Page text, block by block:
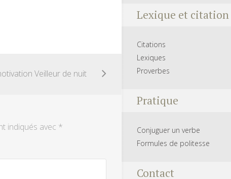
Veilleur de nuit
indiqués avec *
Lexique et citation
Citations
Lexiques
Proverbes
Pratique
Conjuguer un verbe
Formules de politesse
Contact